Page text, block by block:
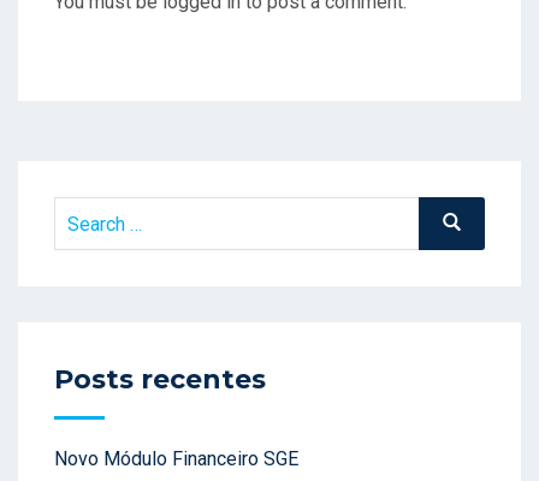
Search
Search
Posts recentes
Novo Módulo Financeiro SGE